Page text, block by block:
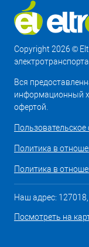
Copyright 2026 ©
Вся
информационный
офертой.
Политика в
Политика в
Наш адрес:
Посмотреть на